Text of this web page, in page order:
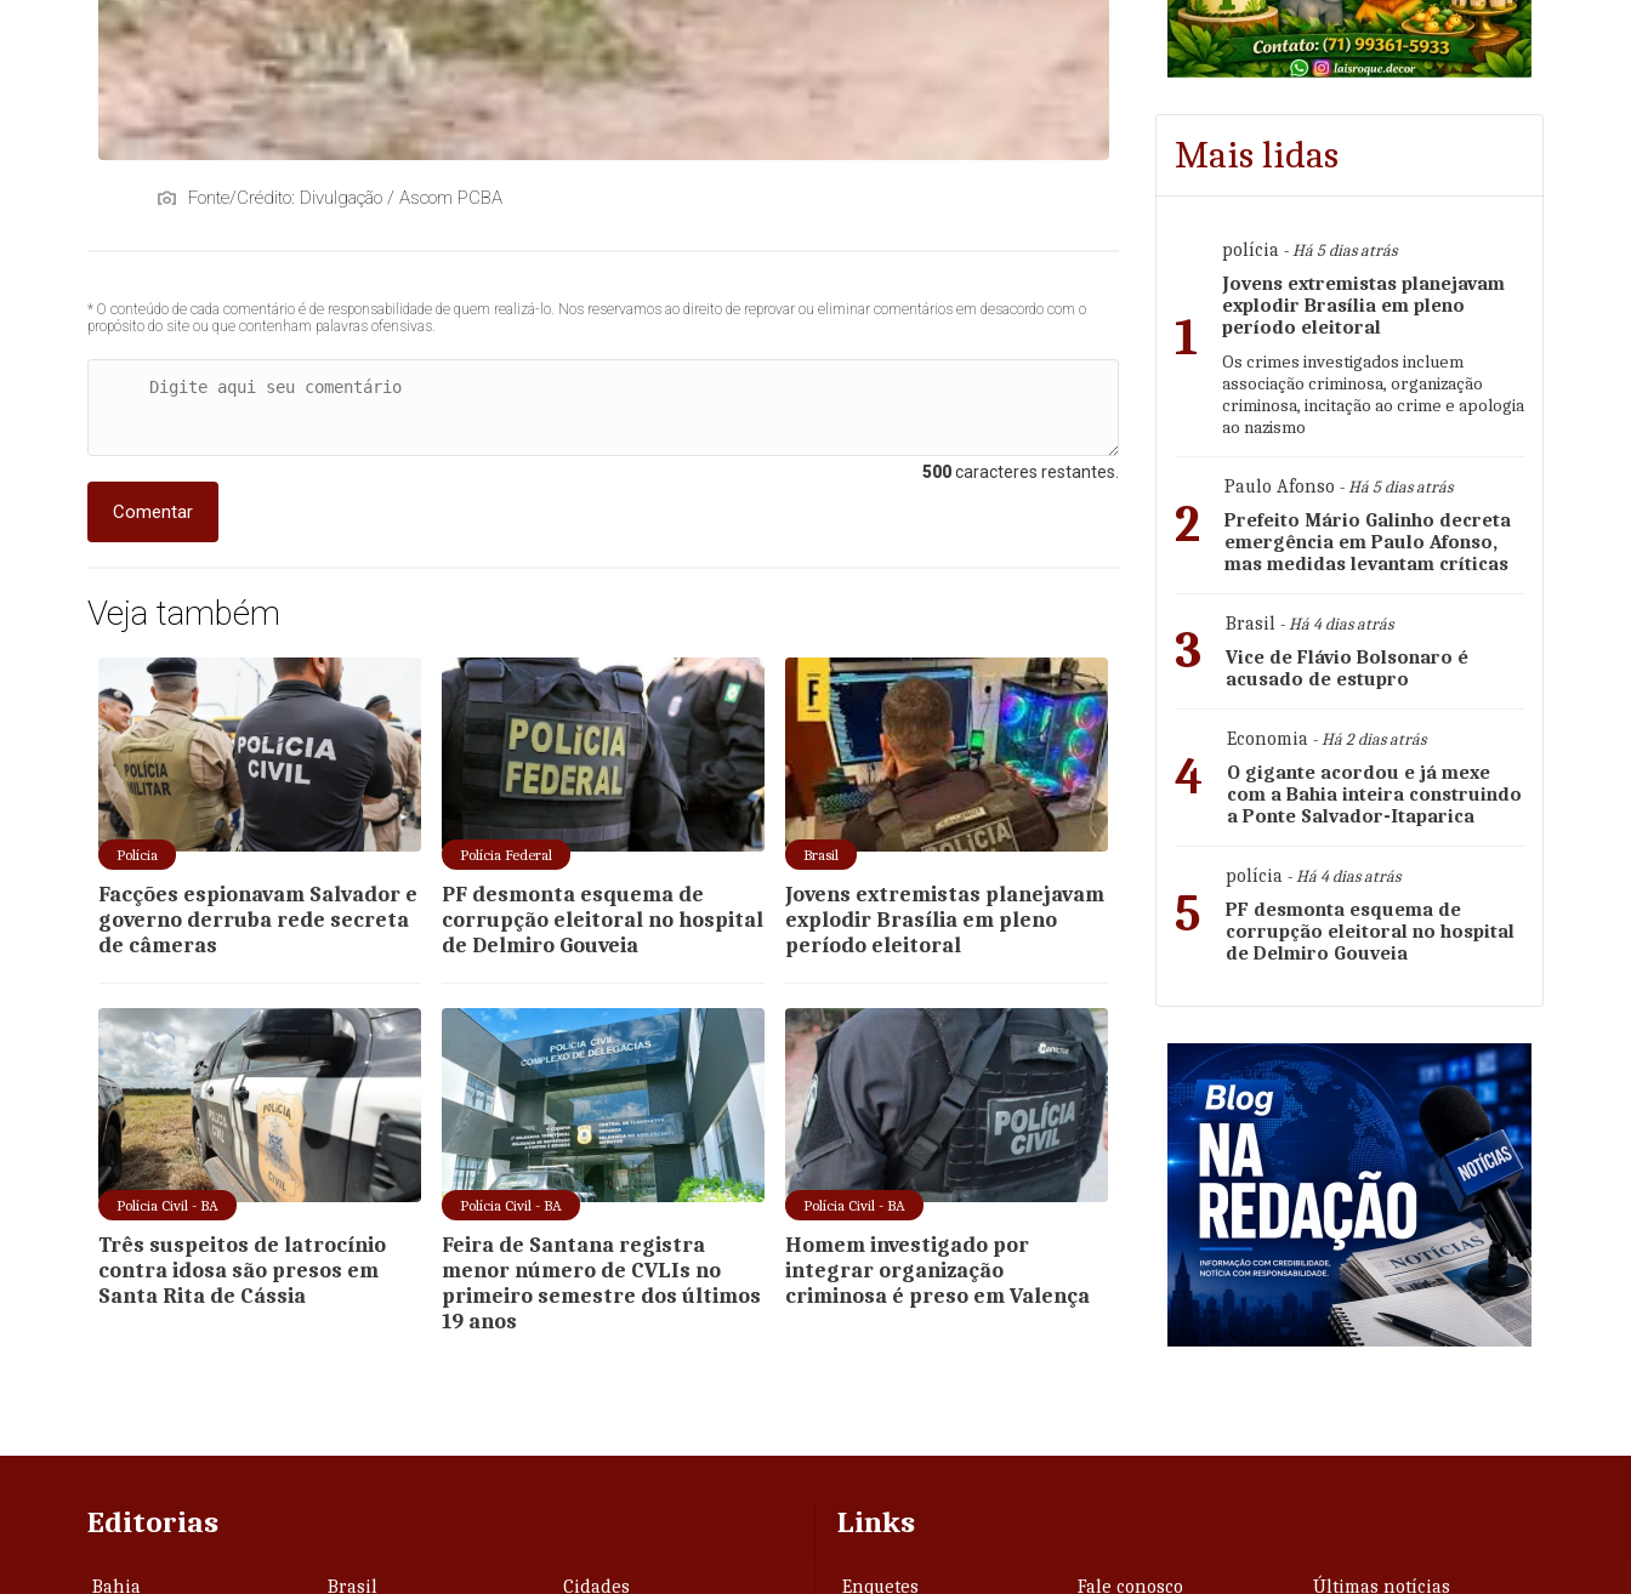
Fonte/Crédito: Divulgação / Ascom PCBA
* O conteúdo de cada comentário é de responsabilidade de quem realizá-lo. Nos reservamos ao direito de reprovar ou eliminar comentários em desacordo com o
propósito do site ou que contenham palavras ofensivas.
500caracteres restantes.
Comentar
Veja também
Polícia
Facções espionavam Salvador e
governo derruba rede secreta
de câmeras
Polícia Federal
PF desmonta esquema de
corrupção eleitoral no hospital
de Delmiro Gouveia
Brasil
Jovens extremistas planejavam
explodir Brasília em pleno
período eleitoral
Polícia Civil - BA
Três suspeitos de latrocínio
contra idosa são presos em
Santa Rita de Cássia
Polícia Civil - BA
Feira de Santana registra
menor número de CVLIs no
primeiro semestre dos últimos
19 anos
Polícia Civil - BA
Homem investigado por
integrar organização
criminosa é preso em Valença
Mais lidas
1
polícia - Há 5 dias atrás
Jovens extremistas planejavam
explodir Brasília em pleno
período eleitoral
Os crimes investigados incluem
associação criminosa, organização
criminosa, incitação ao crime e apologia
ao nazismo
2
Paulo Afonso - Há 5 dias atrás
Prefeito Mário Galinho decreta
emergência em Paulo Afonso,
mas medidas levantam críticas
3 Brasil - Há 4 dias atrás
Vice de Flávio Bolsonaro é
acusado de estupro
4
Economia - Há 2 dias atrás
O gigante acordou e já mexe
com a Bahia inteira construindo
a Ponte Salvador-Itaparica
5
polícia - Há 4 dias atrás
PF desmonta esquema de
corrupção eleitoral no hospital
de Delmiro Gouveia
Editorias
Bahia Brasil Cidades
Links
Enquetes Fale conosco Últimas notícias